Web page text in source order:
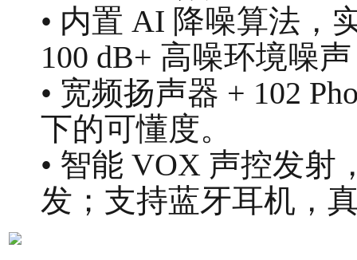
• 内置 AI 降噪算法，
100 dB+ 高噪环境噪
• 宽频扬声器 + 102
下的可懂度。
• 智能 VOX 声控发射
发；支持蓝牙耳机，